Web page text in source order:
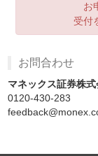
お
受付
お問合わせ
マネックス証券株
0120-430-283